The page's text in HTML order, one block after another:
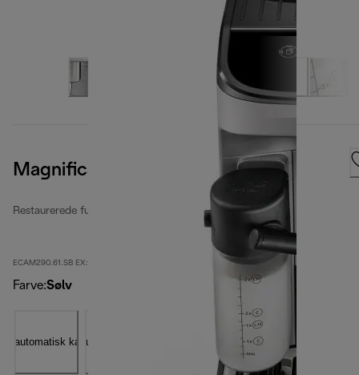
Magnifica Evo
Restaurerede fuldautomatiske kaffemaskiner
ECAM290.61.SB EX:2-second
Farve:Sølv